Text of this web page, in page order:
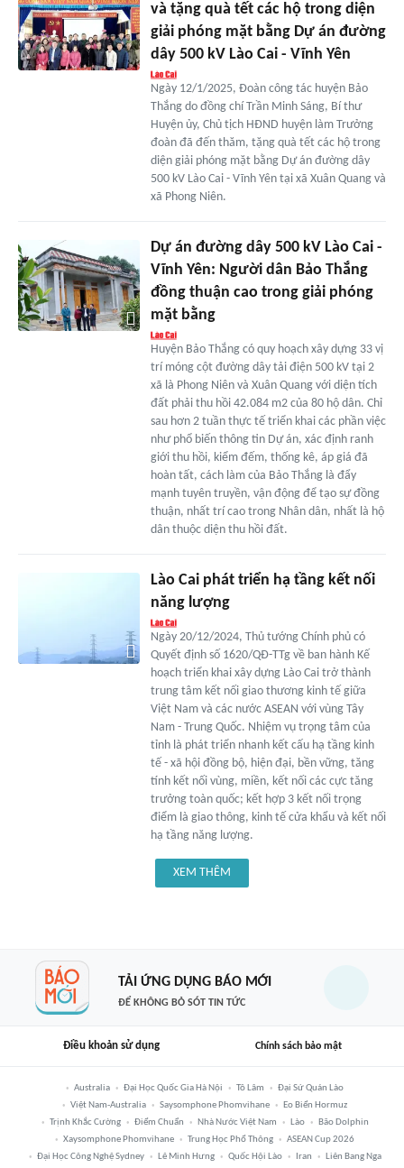
và tặng quà tết các hộ trong diện
giải phóng mặt bằng Dự án đường
dây 500 kV Lào Cai - Vĩnh Yên
Ngày 12/1/2025, Đoàn công tác huyện Bảo
Thắng do đồng chí Trần Minh Sáng, Bí thư
Huyện ủy, Chủ tịch HĐND huyện làm Trưởng
đoàn đã đến thăm, tặng quà tết các hộ trong
diện giải phóng mặt bằng Dự án đường dây
500 kV Lào Cai - Vĩnh Yên tại xã Xuân Quang và
xã Phong Niên.
Dự án đường dây 500 kV Lào Cai -
Vĩnh Yên: Người dân Bảo Thắng
đồng thuận cao trong giải phóng
mặt bằng
Huyện Bảo Thắng có quy hoạch xây dựng 33 vị
trí móng cột đường dây tải điện 500 kV tại 2
xã là Phong Niên và Xuân Quang với diện tích
đất phải thu hồi 42.084 m2 của 80 hộ dân. Chỉ
sau hơn 2 tuần thực tế triển khai các phần việc
như phổ biến thông tin Dự án, xác định ranh
giới thu hồi, kiểm đếm, thống kê, áp giá đã
hoàn tất, cách làm của Bảo Thắng là đẩy
mạnh tuyên truyền, vận động để tạo sự đồng
thuận, nhất trí cao trong Nhân dân, nhất là hộ
dân thuộc diện thu hồi đất.
Lào Cai phát triển hạ tầng kết nối
năng lượng
Ngày 20/12/2024, Thủ tướng Chính phủ có
Quyết định số 1620/QĐ-TTg về ban hành Kế
hoạch triển khai xây dựng Lào Cai trở thành
trung tâm kết nối giao thương kinh tế giữa
Việt Nam và các nước ASEAN với vùng Tây
Nam - Trung Quốc. Nhiệm vụ trọng tâm của
tỉnh là phát triển nhanh kết cấu hạ tầng kinh
tế - xã hội đồng bộ, hiện đại, bền vững, tăng
tính kết nối vùng, miền, kết nối các cực tăng
trưởng toàn quốc; kết hợp 3 kết nối trọng
điểm là giao thông, kinh tế cửa khẩu và kết nối
hạ tầng năng lượng.
XEM THÊM
TẢI ỨNG DỤNG BÁO MỚI
ĐỂ KHÔNG BỎ SÓT TIN TỨC
Điều khoản sử dụng Chính sách bảo mật
Australia Đại Học Quốc Gia Hà Nội Tô Lâm
Đại Sứ Quán Lào
Việt Nam-Australia
Saysomphone Phomvihane
Eo Biển Hormuz
Trịnh Khắc Cường
Điểm Chuẩn Nhà Nước Việt Nam Lào
Bão Dolphin
Xaysomphone Phomvihane
Trung Học Phổ Thông
ASEAN Cup 2026
Đại Học Công Nghệ Sydney
Lê Minh Hưng Quốc Hội Lào Iran Liên Bang Nga